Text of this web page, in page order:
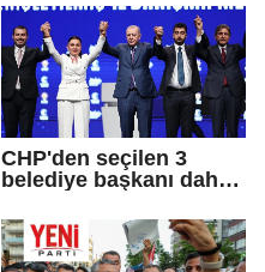
CHP'den seçilen 3
belediye başkanı daha